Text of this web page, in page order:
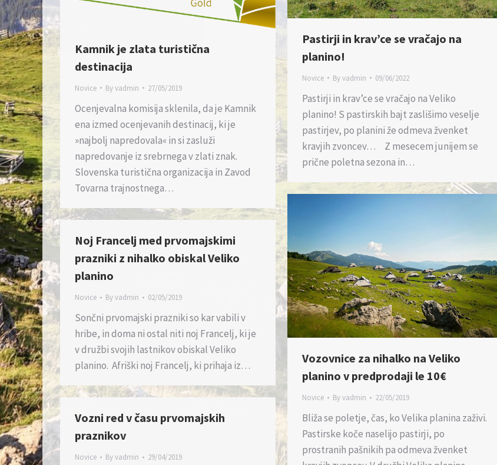
Pastirji in krav’ce se vračajo na
planino!
Novice Byvadmin 09/06/2022
Pastirji in krav’ce se vračajo na Veliko
planino! S pastirskih bajt zaslišimo veselje
pastirjev, po planini že odmeva žvenket
kravjih zvoncev… Z mesecem junijem se
prične poletna sezona in…
Kamnik je zlata turistična
destinacija
Novice Byvadmin 27/05/2019
Ocenjevalna komisija sklenila, da je Kamnik
ena izmed ocenjevanih destinacij, ki je
»najbolj napredovala« in si zasluži
napredovanje iz srebrnega v zlati znak.
Slovenska turistična organizacija in Zavod
Tovarna trajnostnega…
Vozovnice za nihalko na Veliko
planino v predprodaji le 10€
Novice Byvadmin 22/05/2019
Bliža se poletje, čas, ko Velika planina zaživi.
Pastirske koče naselijo pastirji, po
prostranih pašnikih pa odmeva žvenket
Noj Francelj med prvomajskimi
prazniki z nihalko obiskal Veliko
planino
Novice Byvadmin 02/05/2019
Sončni prvomajski prazniki so kar vabili v
hribe, in doma ni ostal niti noj Francelj, ki je
v družbi svojih lastnikov obiskal Veliko
planino. Afriški noj Francelj, ki prihaja iz…
Vozni red v času prvomajskih
praznikov
Novice Byvadmin 29/04/2019